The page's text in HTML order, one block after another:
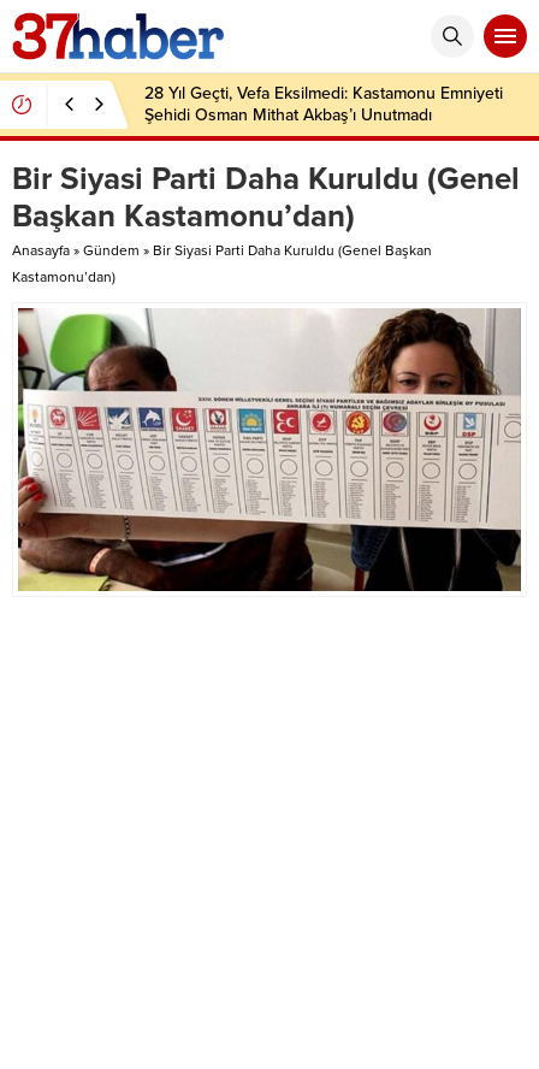
28 Yıl Geçti, Vefa Eksilmedi: Kastamonu Emniyeti
Şehidi Osman Mithat Akbaş’ı Unutmadı
Bir Siyasi Parti Daha Kuruldu (Genel
Başkan Kastamonu’dan)
Anasayfa » Gündem » Bir Siyasi Parti Daha Kuruldu (Genel Başkan
Kastamonu’dan)